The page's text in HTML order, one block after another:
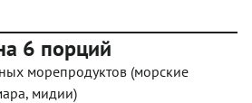
6 порций
морепродуктов (морские
мидии)